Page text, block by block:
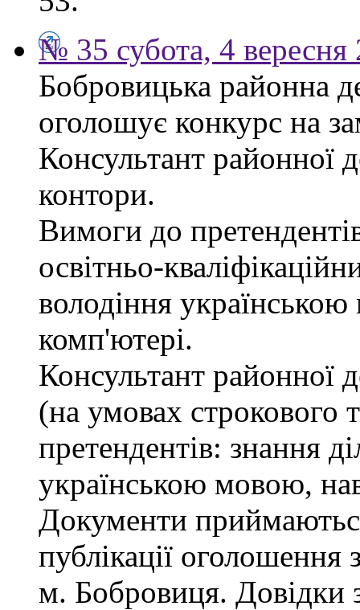
№ 35 субота, 4 вересня
Бобровицька районна
оголошує конкурс на
Консультант районної
контори.
Вимоги до
освітньо-
володіння
комп'ютері.
Консультант районної
(на умовах строкового
претендентів: знання
українською мовою,
Документи
публікації
м. Бобровиця. Довідки